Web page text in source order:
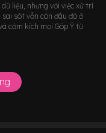
liệu, nhưng với việc xử trí
sót vẫn còn đâu đó ở
cảm kích mọi Góp Ý từ